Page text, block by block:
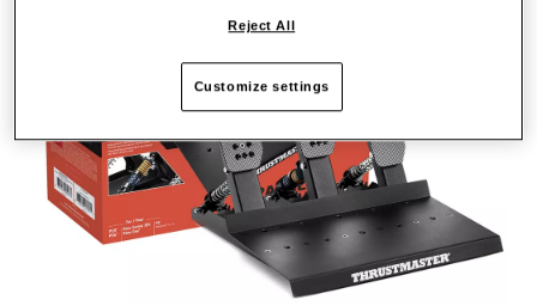
Reject All
Customize settings